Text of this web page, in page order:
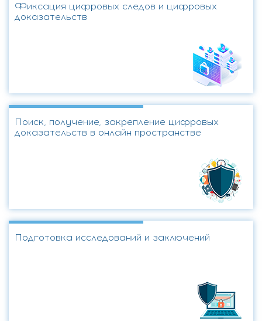
Фиксация цифровых следов и цифровых
доказательств
Поиск, получение, закрепление цифровых
доказательств в онлайн пространстве
Подготовка исследований и заключений